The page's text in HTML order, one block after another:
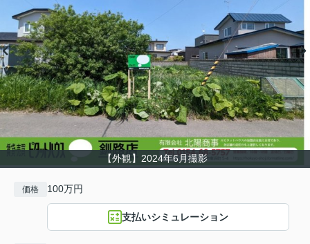
【外観】2024年6月撮影
価格 100万円
支払いシミュレーション